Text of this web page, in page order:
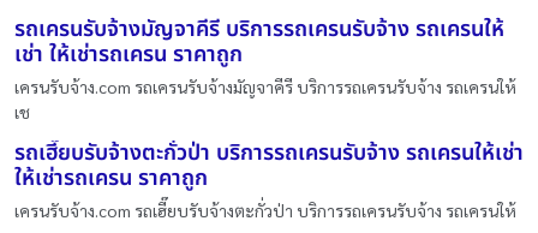
รถเครนรับจ้างมัญจาคีรี บริการรถเครนรับจ้าง รถเครนให้
เช่า ให้เช่ารถเครน ราคาถูก
เครนรับจ้าง.com รถเครนรับจ้างมัญจาคีรี บริการรถเครนรับจ้าง รถเครนให้
เช
รถเฮี๊ยบรับจ้างตะกั่วป่า บริการรถเครนรับจ้าง รถเครนให้เช่า
ให้เช่ารถเครน ราคาถูก
เครนรับจ้าง.com รถเฮี๊ยบรับจ้างตะกั่วป่า บริการรถเครนรับจ้าง รถเครนให้